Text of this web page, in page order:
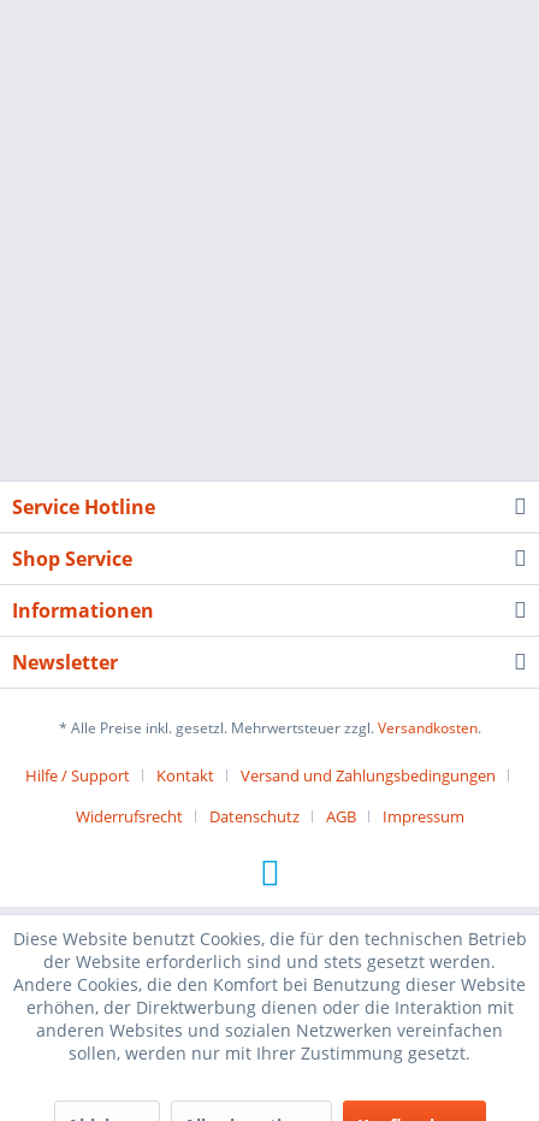
Service Hotline
Shop Service
Informationen
Newsletter
* Alle Preise inkl. gesetzl. Mehrwertsteuer zzgl.Versandkosten.
Hilfe / Support Kontakt
Versand und Zahlungsbedingungen
Widerrufsrecht
Datenschutz AGB Impressum
Diese Website benutzt Cookies, die für den technischen Betrieb
der Website erforderlich sind und stets gesetzt werden.
Andere Cookies, die den Komfort bei Benutzung dieser Website
erhöhen, der Direktwerbung dienen oder die Interaktion mit
anderen Websites und sozialen Netzwerken vereinfachen
sollen, werden nur mit Ihrer Zustimmung gesetzt.